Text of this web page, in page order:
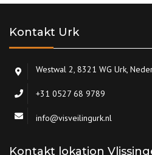
Kontakt Urk
Westwal 2, 8321 WG Urk,
+31 0527 68 9789
info@visveilingurk.nl
Kontakt lokation